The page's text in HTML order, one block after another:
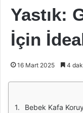
Yastık:
İçin
16 Mart 2025 4
Bebek Kafa